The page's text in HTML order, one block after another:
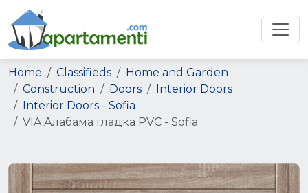
Home Classifieds
Home and Garden
Construction
Doors
Interior Doors
Interior Doors - Sofia
VIA Алабама гладка PVC - Sofia